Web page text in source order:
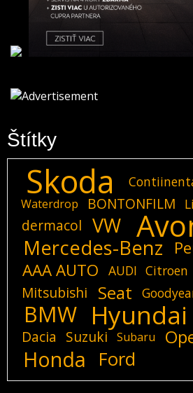
Štítky
Skoda
Waterdrop BONTONFILM
dermacol
VW
Mercedes-Benz
AAA AUTO
AUDI Citroen
Mitsubishi Seat
BMW Hyundai
Dacia Suzuki Subaru
Honda Ford